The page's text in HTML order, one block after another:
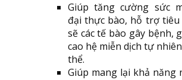
Giúp tăng cường sức
đại thực bào, hỗ trợ tiêu
sẽ các tế bào gây bệnh,
cao hệ miễn dịch tự
thể.
Giúp mang lại khả năng